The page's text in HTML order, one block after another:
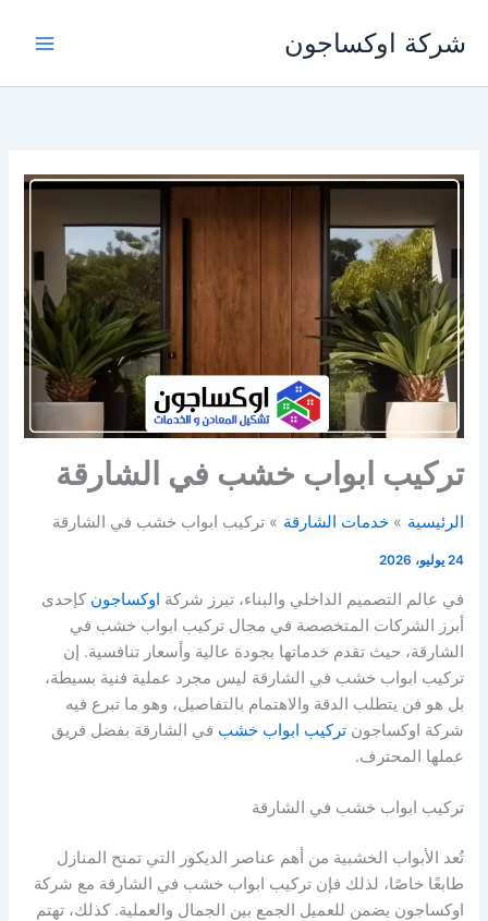
المحتوى
شركة اوكساجون
تركيب ابواب خشب في الشارقة
الرئيسية خدمات الشارقة تركيب ابواب خشب في الشارقة
24 يوليو، 2026
في عالم التصميم الداخلي والبناء، تبرز شركة اوكساجون كإحدى
أبرز الشركات المتخصصة في مجال تركيب ابواب خشب في
الشارقة، حيث تقدم خدماتها بجودة عالية وأسعار تنافسية. إن
تركيب ابواب خشب في الشارقة ليس مجرد عملية فنية بسيطة،
بل هو فن يتطلب الدقة والاهتمام بالتفاصيل، وهو ما تبرع فيه
شركة اوكساجونتركيب ابواب خشب في الشارقة بفضل فريق
عملها المحترف.
تركيب ابواب خشب في الشارقة
تُعد الأبواب الخشبية من أهم عناصر الديكور التي تمنح المنازل
طابعًا خاصًا، لذلك فإن تركيب ابواب خشب في الشارقة مع شركة
اوكساجون يضمن للعميل الجمع بين الجمال والعملية. كذلك، تهتم